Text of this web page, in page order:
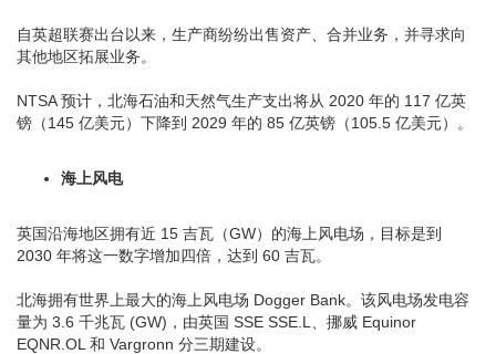
自英超联赛出台以来，生产商纷纷出售资产、合并业务，并寻求向
其他地区拓展业务。
NTSA 预计，北海石油和天然气生产支出将从 2020 年的 117 亿英
镑（145 亿美元）下降到 2029 年的 85 亿英镑（105.5 亿美元）。
海上风电
英国沿海地区拥有近 15 吉瓦（GW）的海上风电场，目标是到
2030 年将这一数字增加四倍，达到 60 吉瓦。
北海拥有世界上最大的海上风电场 Dogger Bank。该风电场发电容
量为 3.6 千兆瓦 (GW)，由英国 SSE SSE.L、挪威 Equinor
EQNR.OL 和 Vargronn 分三期建设。